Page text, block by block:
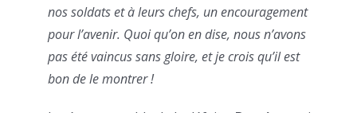
nos soldats et à leurs chefs, un encouragement
pour l’avenir. Quoi qu’on en dise, nous n’avons
pas été vaincus sans gloire, et je crois qu’il est
bon de le montrer !